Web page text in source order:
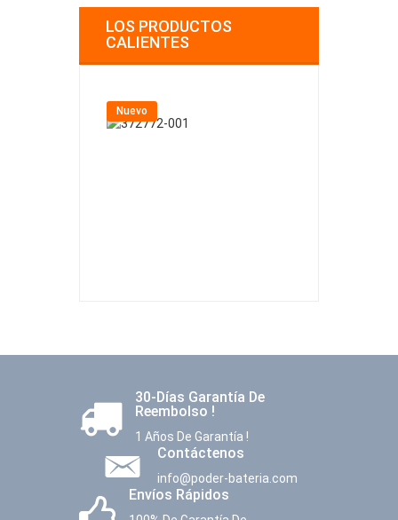
LOS PRODUCTOS
CALIENTES
Nuevo
30-Días Garantía De
Reembolso !
1 Años De Garantía !
Contáctenos
info@poder-bateria.com
Envíos Rápidos